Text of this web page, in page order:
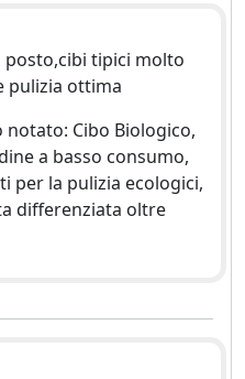
tipici molto
pulizia ottima
notato: Cibo Biologico,
a basso consumo,
per la pulizia ecologici,
differenziata oltre